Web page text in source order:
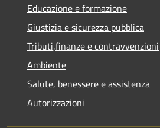
Educazione e formazione
Giustizia e sicurezza pubblica
Tributi,finanze e contravvenzioni
Ambiente
Salute, benessere e assistenza
Autorizzazioni